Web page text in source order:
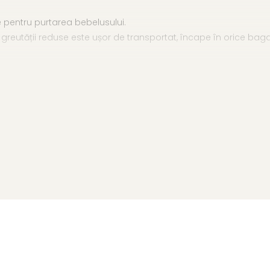
purtarea bebelusului.
reduse este ușor de transportat, încape în orice
este de 160 cm, iar latura lungă este de 185 cm.